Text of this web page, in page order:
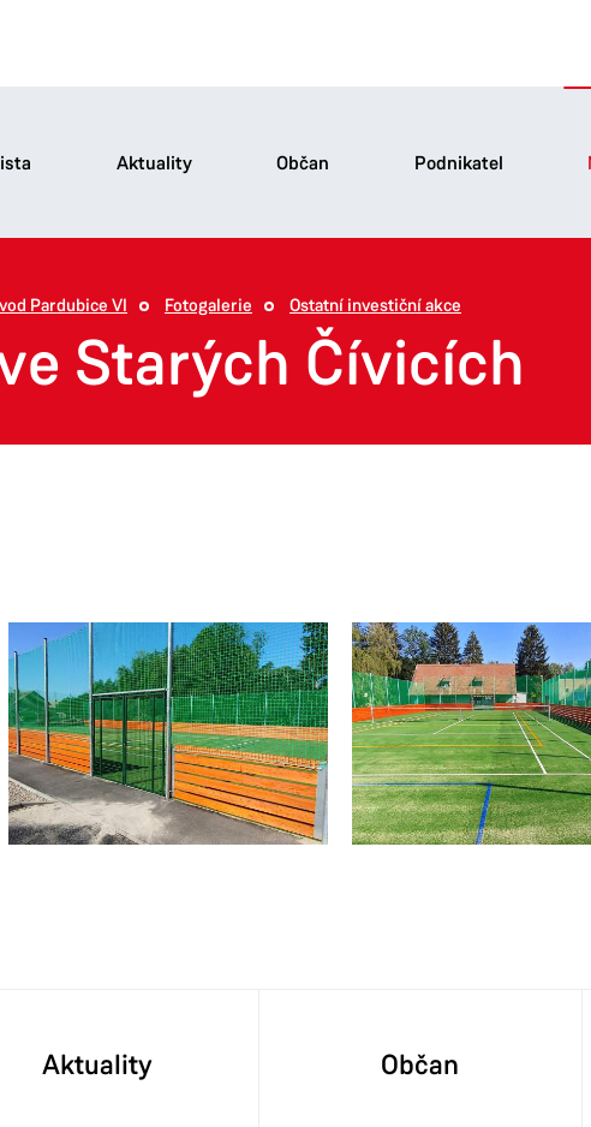
Aktuality Občan Podnikatel
Pardubice VI Fotogalerie Ostatní investiční akce
Starých Čívicích
Aktuality Občan